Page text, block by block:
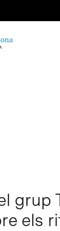
grup
els